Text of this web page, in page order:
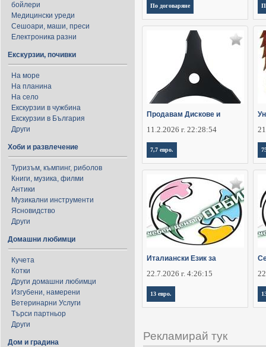
бойлери
Медицински уреди
Сешоари, маши, преси
Електроника разни
Екскурзии, почивки
На море
На планина
На село
Екскурзии в чужбина
Екскурзии в България
Други
Хоби и развлечение
Туризъм, къмпинг, риболов
Книги, музика, филми
Антики
Музикални инструменти
Ясновидство
Други
Домашни любимци
Кучета
Котки
Други домашни любимци
Изгубени, намерени
Ветеринарни Услуги
Търси партньор
Други
Дом и градина
По договаряне
Продавам Дискове и
11.2.2026 г. 22:28:54
7,7 евро.
Италиански Език за
22.7.2026 г. 4:26:15
13 евро.
Рекламирай тук